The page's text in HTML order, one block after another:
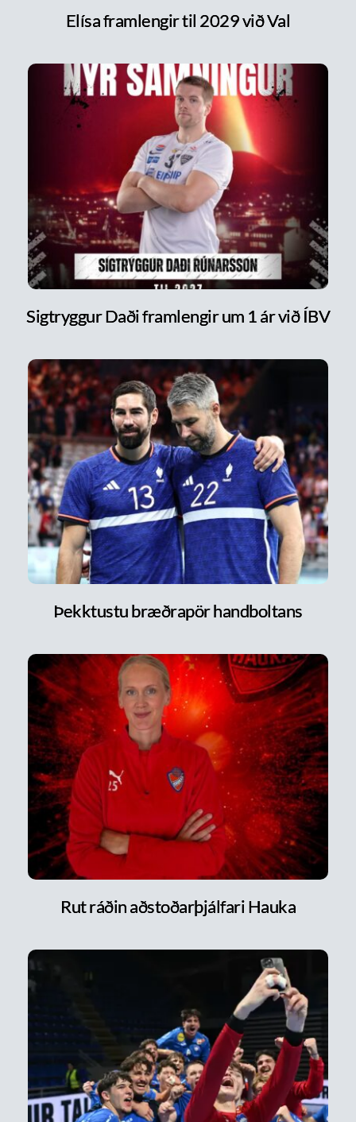
Elísa framlengir til 2029 við Val
Sigtryggur Daði framlengir um 1 ár við ÍBV
Þekktustu bræðrapör handboltans
Rut ráðin aðstoðarþjálfari Hauka